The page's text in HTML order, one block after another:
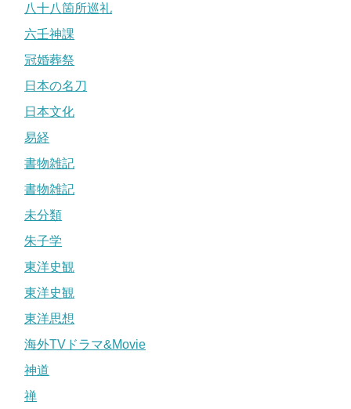
八十八箇所巡礼
六壬神課
冠婚葬祭
日本の名刀
日本文化
易経
書物雑記
書物雑記
未分類
朱子学
東洋史観
東洋史観
東洋思想
海外TVドラマ&Movie
神道
禅